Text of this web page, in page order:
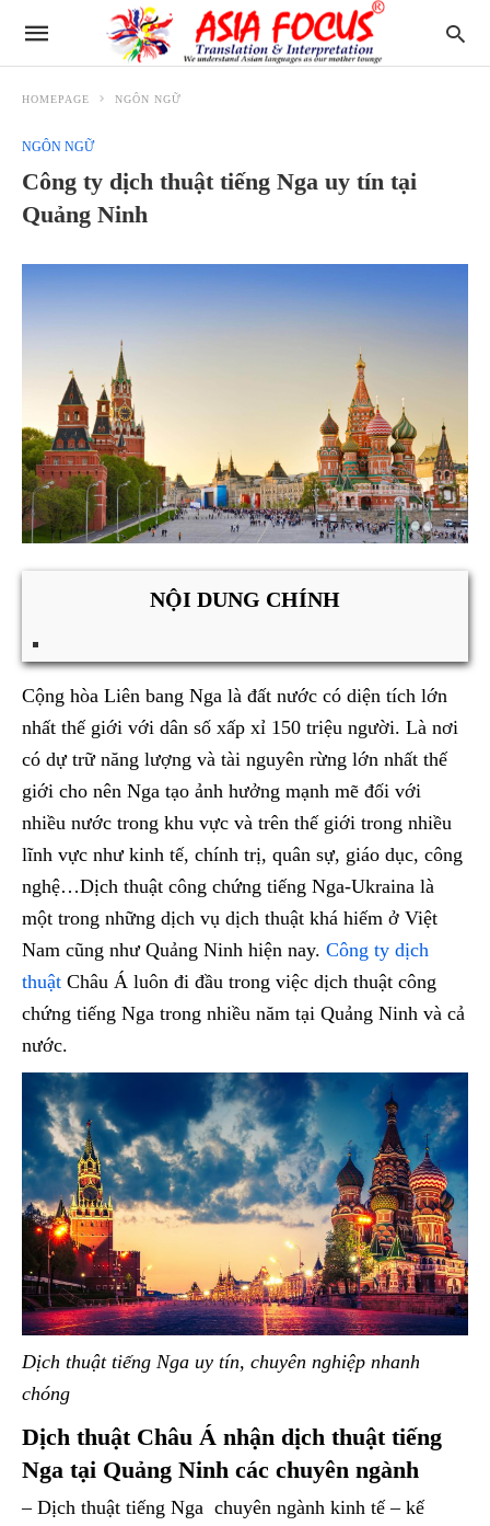
HOMEPAGE NGÔN NGỮ
NGÔN NGỮ
Công ty dịch thuật tiếng Nga uy tín tại
Quảng Ninh
NỘI DUNG CHÍNH
Cộng hòa Liên bang Nga là đất nước có diện tích lớn
nhất thế giới với dân số xấp xỉ 150 triệu người. Là nơi
có dự trữ năng lượng và tài nguyên rừng lớn nhất thế
giới cho nên Nga tạo ảnh hưởng mạnh mẽ đối với
nhiều nước trong khu vực và trên thế giới trong nhiều
lĩnh vực như kinh tế, chính trị, quân sự, giáo dục, công
nghệ…Dịch thuật công chứng tiếng Nga-Ukraina là
một trong những dịch vụ dịch thuật khá hiếm ở Việt
Nam cũng như Quảng Ninh hiện nay. Công ty dịch
thuật Châu Á luôn đi đầu trong việc dịch thuật công
chứng tiếng Nga trong nhiều năm tại Quảng Ninh và cả
nước.
Dịch thuật tiếng Nga uy tín, chuyên nghiệp nhanh
chóng
Dịch thuật Châu Á nhận dịch thuật tiếng
Nga tại Quảng Ninh các chuyên ngành
– Dịch thuật tiếng Nga chuyên ngành kinh tế – kế